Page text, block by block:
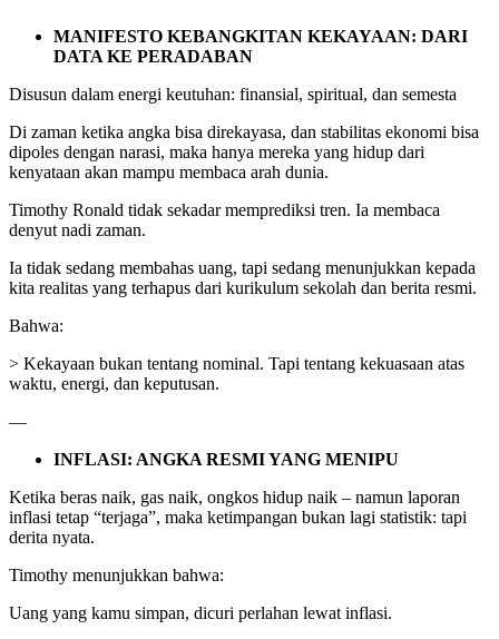
MANIFESTO KEBANGKITAN KEKAYAAN: DARI
DATA KE PERADABAN
Disusun dalam energi keutuhan: finansial, spiritual, dan semesta
Di zaman ketika angka bisa direkayasa, dan stabilitas ekonomi bisa
dipoles dengan narasi, maka hanya mereka yang hidup dari
kenyataan akan mampu membaca arah dunia.
Timothy Ronald tidak sekadar memprediksi tren. Ia membaca
denyut nadi zaman.
Ia tidak sedang membahas uang, tapi sedang menunjukkan kepada
kita realitas yang terhapus dari kurikulum sekolah dan berita resmi.
Bahwa:
> Kekayaan bukan tentang nominal. Tapi tentang kekuasaan atas
waktu, energi, dan keputusan.
—
INFLASI: ANGKA RESMI YANG MENIPU
Ketika beras naik, gas naik, ongkos hidup naik – namun laporan
inflasi tetap “terjaga”, maka ketimpangan bukan lagi statistik: tapi
derita nyata.
Timothy menunjukkan bahwa:
Uang yang kamu simpan, dicuri perlahan lewat inflasi.